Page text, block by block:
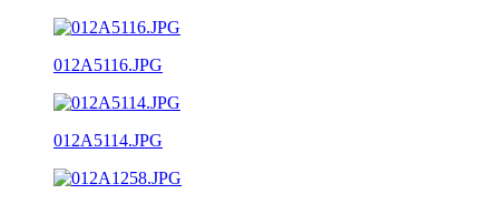
012A5116.JPG
012A5114.JPG